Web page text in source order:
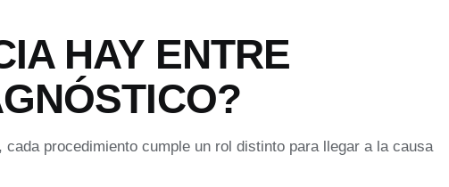
HAY ENTRE
procedimiento cumple un rol distinto para llegar a la causa